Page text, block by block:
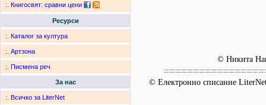
:. Книгосвят: сравни цени
Ресурси
:. Каталог за култура
:. Артзона
:. Писмена реч
За нас
:. Всичко за LiterNet
© Никита
© Електронно списание